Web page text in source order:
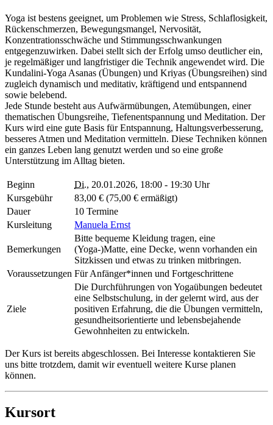
Yoga ist bestens geeignet, um Problemen wie Stress, Schlaflosigkeit,
Rückenschmerzen, Bewegungsmangel, Nervosität,
Konzentrationsschwäche und Stimmungsschwankungen
entgegenzuwirken. Dabei stellt sich der Erfolg umso deutlicher ein,
je regelmäßiger und langfristiger die Technik angewendet wird. Die
Kundalini-Yoga Asanas (Übungen) und Kriyas (Übungsreihen) sind
zugleich dynamisch und meditativ, kräftigend und entspannend
sowie belebend.
Jede Stunde besteht aus Aufwärmübungen, Atemübungen, einer
thematischen Übungsreihe, Tiefenentspannung und Meditation. Der
Kurs wird eine gute Basis für Entspannung, Haltungsverbesserung,
besseres Atmen und Meditation vermitteln. Diese Techniken können
ein ganzes Leben lang genutzt werden und so eine große
Unterstützung im Alltag bieten.
Beginn Di., 20.01.2026, 18:00 - 19:30 Uhr
Kursgebühr
83,00 € (75,00 € ermäßigt)
Dauer
10 Termine
Kursleitung
Manuela Ernst
Bemerkungen
Bitte bequeme Kleidung tragen, eine
(Yoga-)Matte, eine Decke, wenn vorhanden ein
Sitzkissen und etwas zu trinken mitbringen.
Voraussetzungen Für Anfänger*innen und Fortgeschrittene
Ziele
Die Durchführungen von Yogaübungen bedeutet
eine Selbstschulung, in der gelernt wird, aus der
positiven Erfahrung, die die Übungen vermitteln,
gesundheitsorientierte und lebensbejahende
Gewohnheiten zu entwickeln.
Der Kurs ist bereits abgeschlossen. Bei Interesse kontaktieren Sie
uns bitte trotzdem, damit wir eventuell weitere Kurse planen
können.
Kursort